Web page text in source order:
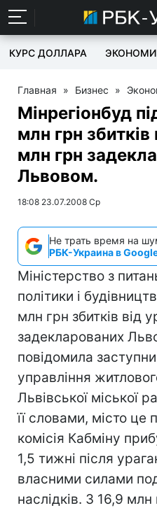
КУРС ДОЛЛАРА
Главная » Бизнес »
Мінрегіонбуд
млн грн збитків
млн грн
Львовом.
18:08 23.07.2008 Ср
Не трать время на
РБК-Украина в
Міністерство з
політики і
млн грн збитків від
задекларованих
повідомила
управління
Львівської міської
її словами, місто
комісія Кабміну
1,5 тижні після
власними силами
наслідків. З 16,9